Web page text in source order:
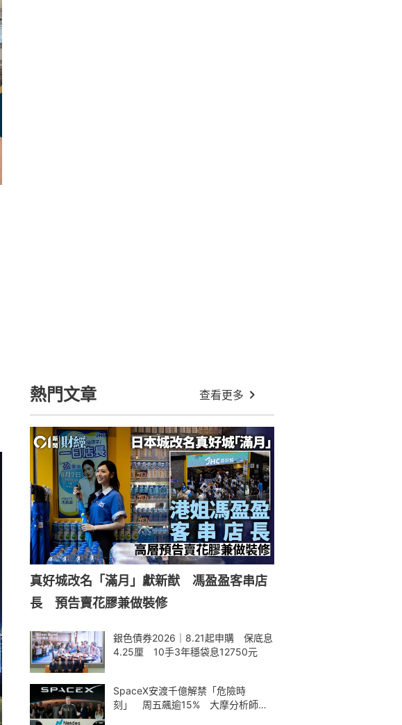
熱門文章 查看更多
真好城改名「滿月」獻新猷 馮盈盈客串店
長 預告賣花膠兼做裝修
銀色債券2026｜8.21起申購 保底息
4.25厘 10手3年穩袋息12750元
SpaceX安渡千億解禁「危險時
刻」 周五飆逾15% 大摩分析師神